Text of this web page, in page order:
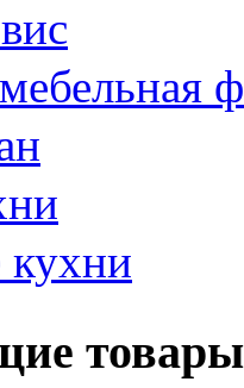
кухни
товары